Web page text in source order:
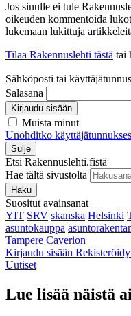
Jos sinulle ei tule
oikeuden kommentoida
lukemaan lukittuja
Tilaa Rakennuslehti tästä tai
Sähköposti tai käyttäjätunnus
Salasana
Kirjaudu sisään
Muista minut
Unohditko
Sulje
Etsi Rakennuslehti.fistä
Hae tältä sivustolta
Haku
Suositut avainsanat
YIT SRV skanska Helsinki
asuntokauppa
Tampere Caverion
Kirjaudu sisään Rekisteröidy
Uutiset
Lue lisää näistä